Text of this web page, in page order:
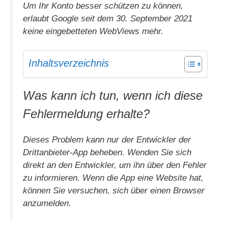
Um Ihr Konto besser schützen zu können,
erlaubt Google seit dem 30. September 2021
keine eingebetteten WebViews mehr.
Inhaltsverzeichnis
Was kann ich tun, wenn ich diese
Fehlermeldung erhalte?
Dieses Problem kann nur der Entwickler der
Drittanbieter-App beheben. Wenden Sie sich
direkt an den Entwickler, um ihn über den Fehler
zu informieren. Wenn die App eine Website hat,
können Sie versuchen, sich über einen Browser
anzumelden.